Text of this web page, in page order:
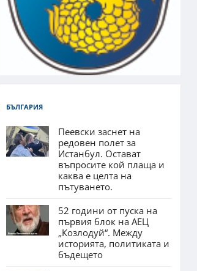
БЪЛГАРИЯ
Пеевски заснет на
редовен полет за
Истанбул. Остават
въпросите кой плаща и
каква е целта на
пътуването.
52 години от пуска на
първия блок на АЕЦ
„Козлодуй“. Между
историята, политиката и
бъдещето